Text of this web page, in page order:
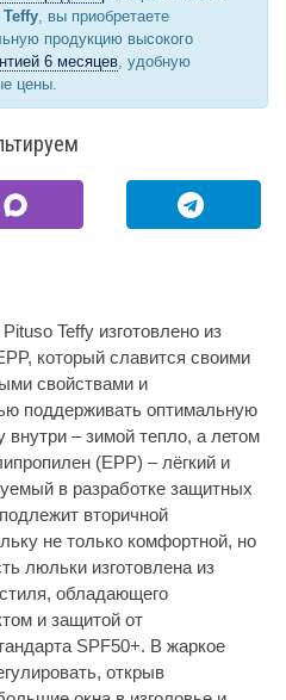
, вы приобретаете
продукцию высокого
6 месяцев, удобную
цены.
Teffy изготовлено из
который славится своими
свойствами и
поддерживать оптимальную
внутри – зимой тепло, а летом
(EPP) – лёгкий и
в разработке защитных
вторичной
не только комфортной, но
люльки изготовлена из
обладающего
и защитой от
SPF50+. В жаркое
открыв